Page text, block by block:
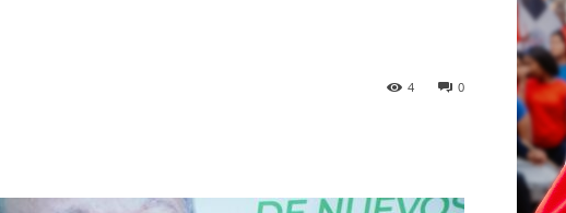
0
4
Pinterest